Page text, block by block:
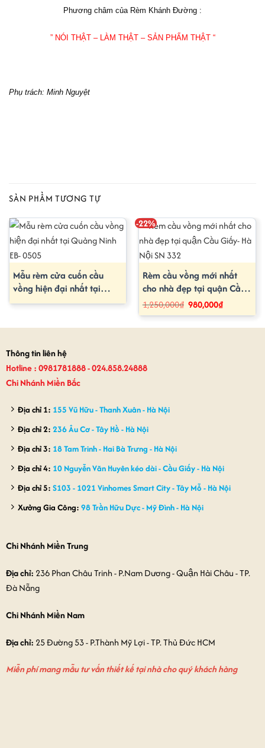
Phương châm của Rèm Khánh Đường :
” NÓI THẬT – LÀM THẬT – SẢN PHẨM THẬT “
Phụ trách: Minh Nguyệt
SẢN PHẨM TƯƠNG TỰ
Mẫu rèm cửa cuốn cầu
vồng hiện đại nhất tại
Quảng Ninh EB- 0505
-22%
Rèm cầu vồng mới nhất
cho nhà đẹp tại quận Cầu
Giấy- Hà Nội SN 332
1,250,000₫ Giá
gốc
là:
1,250,000₫.
980,000₫Giá
hiện
tại
là:
Thông tin liên hệ
Hotline : 0981781888 - 024.858.24888
Chi Nhánh Miền Bắc
Địa chỉ 1: 155 Vũ Hữu - Thanh Xuân - Hà Nội
Địa chỉ 2: 236 Âu Cơ - Tây Hồ - Hà Nội
Địa chỉ 3: 18 Tam Trinh - Hai Bà Trưng - Hà Nội
Địa chỉ 4: 10 Nguyễn Văn Huyên kéo dài - Cầu Giấy - Hà Nội
Địa chỉ 5: S103 - 1021 Vinhomes Smart City - Tây Mỗ - Hà Nội
Xưởng Gia Công: 98 Trần Hữu Dực - Mỹ Đình - Hà Nội
Chi Nhánh Miền Trung
Địa chỉ: 236 Phan Châu Trinh - P.Nam Dương - Quận Hải Châu - TP.
Đà Nẵng
Chi Nhánh Miền Nam
Địa chỉ: 25 Đường 53 - P.Thành Mỹ Lợi - TP. Thủ Đức HCM
Miễn phí mang mẫu tư vấn thiết kế tại nhà cho quý khách hàng